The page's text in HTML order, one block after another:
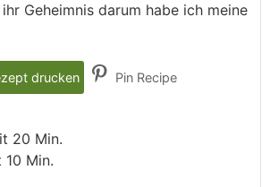
Geheimnis darum habe ich meine
drucken Pin Recipe
20 Min.
10 Min.